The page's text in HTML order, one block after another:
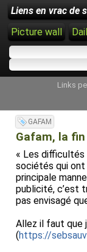
Liens en vrac de
Picture wall
Links
GAFAM
Gafam, la fin
« Les
sociétés qui
principale
publicité, c’est
pas envisagé
Allez il faut que
(https://